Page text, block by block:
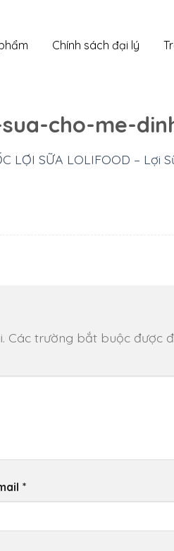
Chính sách đại lý
cho-me-
LỢI SỮA LOLIFOOD – Lợi
Các trường bắt buộc được
*